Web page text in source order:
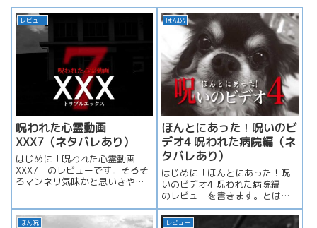
レビュー
呪われた心霊動画
XXX7（ネタバレあり）
はじめに「呪われた心霊動画
XXX7」のレビューです。そろそ
ろマンネリ気味かと思いきや、
ほん呪
ほんとにあった！呪いのビ
デオ4 呪われた病院編（ネ
タバレあり）
はじめに「ほんとにあった！呪
いのビデオ4 呪われた病院編」
のレビューを書きます。とは言
っても筆が重いのです。なぜな
ら、「...
ほん呪 レビュー